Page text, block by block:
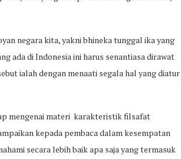
negara kita, yakni bhineka tunggal ika yang
ada di Indonesia ini harus senantiasa dirawat
ialah dengan menaati segala hal yang diatur
mengenai materi karakteristik filsafat
kepada pembaca dalam kesempatan
secara lebih baik apa saja yang termasuk